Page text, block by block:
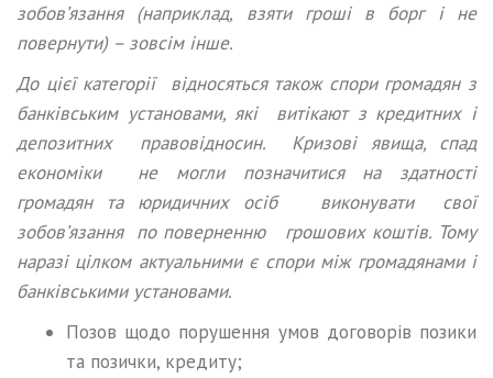
зобов’язання (наприклад, взяти гроші в борг і не
повернути) – зовсім інше.
До цієї категорії відносяться також спори громадян з
банківським установами, які витікают з кредитних і
депозитних правовідносин. Кризові явища, спад
економіки не могли позначитися на здатності
громадян та юридичних осіб виконувати свої
зобов’язання по поверненню грошових коштів. Тому
наразі цілком актуальними є спори між громадянами і
банківськими установами.
Позов щодо порушення умов договорів позики
та позички, кредиту;